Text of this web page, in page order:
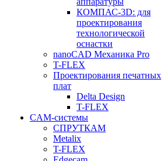
КОМПАС-3D: для
проектирования
технологической
оснастки
nanoCAD Механика Pro
T-FLEX
Проектирования печатных
плат
Delta Design
T-FLEX
CAM-системы
СПРУТКAM
Metalix
T-FLEX